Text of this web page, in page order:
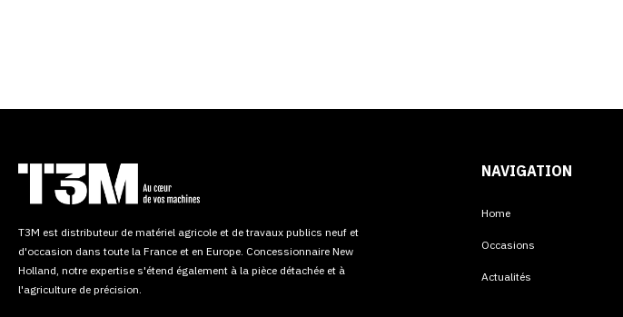
T3M est distributeur de matériel agricole et de travaux publics neuf et
d'occasion dans toute la France et en Europe. Concessionnaire New
Holland, notre expertise s'étend également à la pièce détachée et à
l'agriculture de précision.
NAVIGATION
Home
Occasions
Actualités